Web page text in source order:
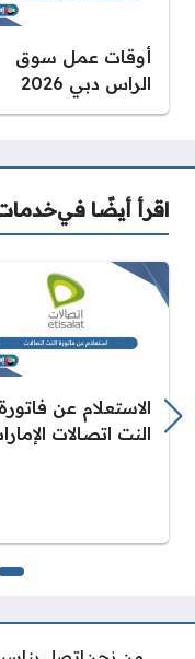
أوقات عمل سوق
الراس دبي 2026
اقرأ أيضًا في
الاستعلام عن فاتورة
النت اتصالات